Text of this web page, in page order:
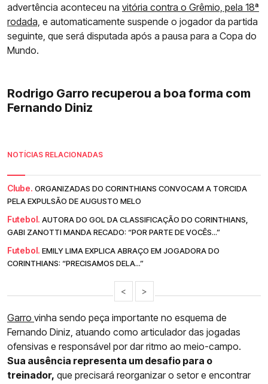
advertência aconteceu na vitória contra o Grêmio, pela 18ª
rodada, e automaticamente suspende o jogador da partida
seguinte, que será disputada após a pausa para a Copa do
Mundo.
Rodrigo Garro recuperou a boa forma com
Fernando Diniz
NOTÍCIAS RELACIONADAS
Clube. ORGANIZADAS DO CORINTHIANS CONVOCAM A TORCIDA
PELA EXPULSÃO DE AUGUSTO MELO
Futebol. AUTORA DO GOL DA CLASSIFICAÇÃO DO CORINTHIANS,
GABI ZANOTTI MANDA RECADO: “POR PARTE DE VOCÊS...”
Futebol. EMILY LIMA EXPLICA ABRAÇO EM JOGADORA DO
CORINTHIANS: “PRECISAMOS DELA...”
< >
Garro vinha sendo peça importante no esquema de
Fernando Diniz, atuando como articulador das jogadas
ofensivas e responsável por dar ritmo ao meio-campo.
Sua ausência representa um desafio para o
treinador, que precisará reorganizar o setor e encontrar